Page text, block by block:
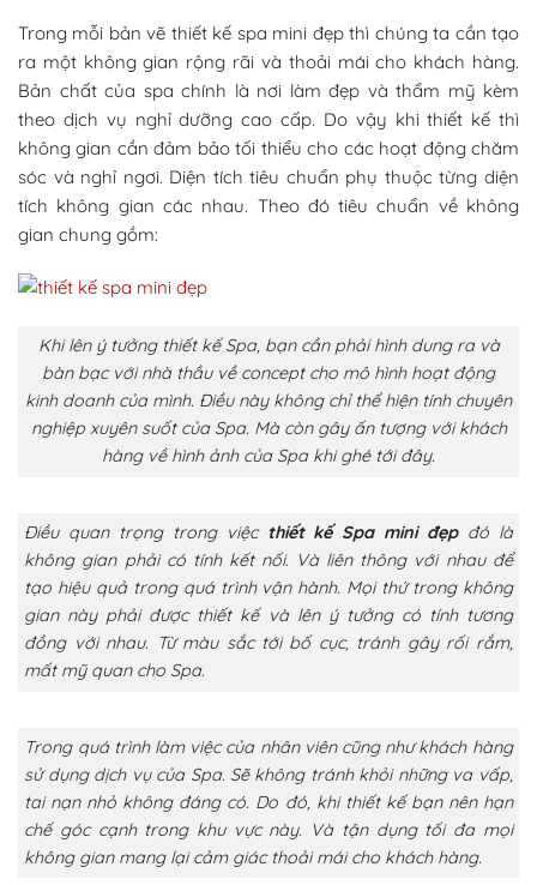
Trong mỗi bản vẽ thiết kế spa mini đẹp thì chúng ta cần tạo
ra một không gian rộng rãi và thoải mái cho khách hàng.
Bản chất của spa chính là nơi làm đẹp và thẩm mỹ kèm
theo dịch vụ nghỉ dưỡng cao cấp. Do vậy khi thiết kế thì
không gian cần đảm bảo tối thiểu cho các hoạt động chăm
sóc và nghỉ ngơi. Diện tích tiêu chuẩn phụ thuộc từng diện
tích không gian các nhau. Theo đó tiêu chuẩn về không
gian chung gồm:
Khi lên ý tưởng thiết kế Spa, bạn cần phải hình dung ra và
bàn bạc với nhà thầu về concept cho mô hình hoạt động
kinh doanh của mình. Điều này không chỉ thể hiện tính chuyên
nghiệp xuyên suốt của Spa. Mà còn gây ấn tượng với khách
hàng về hình ảnh của Spa khi ghé tới đây.
Điều quan trọng trong việc thiết kế Spa mini đẹpđó là
không gian phải có tính kết nối. Và liên thông với nhau để
tạo hiệu quả trong quá trình vận hành. Mọi thứ trong không
gian này phải được thiết kế và lên ý tưởng có tính tương
đồng với nhau. Từ màu sắc tới bố cục, tránh gây rối rắm,
mất mỹ quan cho Spa.
Trong quá trình làm việc của nhân viên cũng như khách hàng
sử dụng dịch vụ của Spa. Sẽ không tránh khỏi những va vấp,
tai nạn nhỏ không đáng có. Do đó, khi thiết kế bạn nên hạn
chế góc cạnh trong khu vực này. Và tận dụng tối đa mọi
không gian mang lại cảm giác thoải mái cho khách hàng.